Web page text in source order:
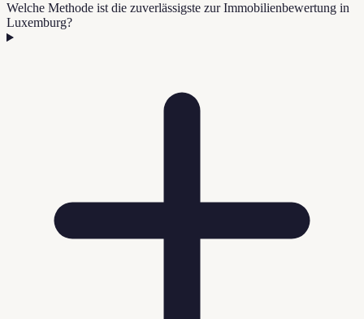
Welche Methode ist die zuverlässigste zur Immobilienbewertung in
Luxemburg?